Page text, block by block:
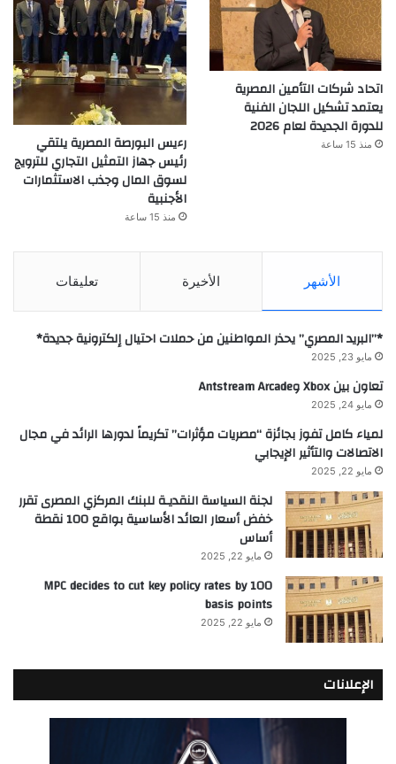
اتحاد شركات التأمين المصرية
يعتمد تشكيل اللجان الفنية
للدورة الجديدة لعام 2026
منذ 15 ساعة
رءيس البورصة المصرية يلتقي
رئيس جهاز التمثيل التجاري للترويج
لسوق المال وجذب الاستثمارات
الأجنبية
منذ 15 ساعة
الأشهر الأخيرة تعليقات
*”البريد المصري” يحذر المواطنين من حملات احتيال إلكترونية جديدة*
مايو 23, 2025
تعاون بين Xbox وAntstream Arcade
مايو 24, 2025
لمياء كامل تفوز بجائزة “مصريات مؤثرات” تكريماً لدورها الرائد في مجال
الاتصالات والتأثير الإيجابي
مايو 22, 2025
لجنة السياسة النقديـة للبنك المركزي المصرى تقرر
خفض أسعار العائد الأساسية بواقع 100 نقطة
أساس
مايو 22, 2025
MPC decides to cut key policy rates by 100
basis points
مايو 22, 2025
الإعلانات